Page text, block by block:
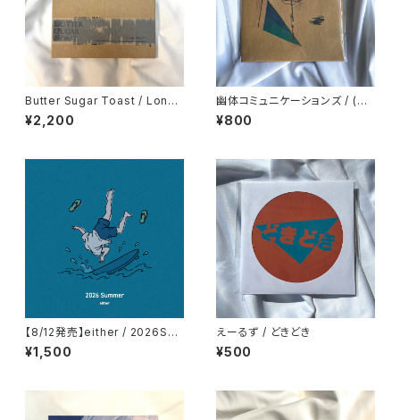
Butter Sugar Toast / Long
Play I
¥2,200
幽体コミュニケーションズ / (汽
水のコピー)
¥800
【8/12発売】either / 2026Su
mmer
¥1,500
えーるず / どきどき
¥500